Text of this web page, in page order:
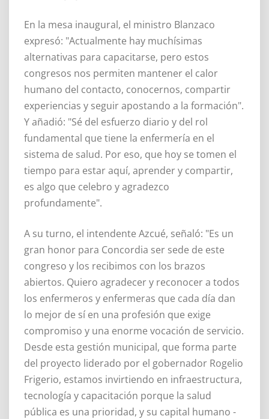
En la mesa inaugural, el ministro Blanzaco
expresó: "Actualmente hay muchísimas
alternativas para capacitarse, pero estos
congresos nos permiten mantener el calor
humano del contacto, conocernos, compartir
experiencias y seguir apostando a la formación".
Y añadió: "Sé del esfuerzo diario y del rol
fundamental que tiene la enfermería en el
sistema de salud. Por eso, que hoy se tomen el
tiempo para estar aquí, aprender y compartir,
es algo que celebro y agradezco
profundamente".
A su turno, el intendente Azcué, señaló: "Es un
gran honor para Concordia ser sede de este
congreso y los recibimos con los brazos
abiertos. Quiero agradecer y reconocer a todos
los enfermeros y enfermeras que cada día dan
lo mejor de sí en una profesión que exige
compromiso y una enorme vocación de servicio.
Desde esta gestión municipal, que forma parte
del proyecto liderado por el gobernador Rogelio
Frigerio, estamos invirtiendo en infraestructura,
tecnología y capacitación porque la salud
pública es una prioridad, y su capital humano -